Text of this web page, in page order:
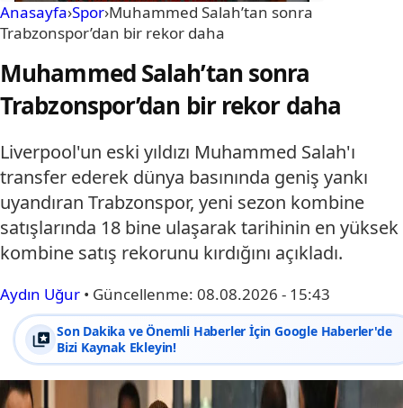
Anasayfa›Spor›Muhammed Salah’tan sonra
Trabzonspor’dan bir rekor daha
Muhammed Salah’tan sonra
Trabzonspor’dan bir rekor daha
Liverpool'un eski yıldızı Muhammed Salah'ı
transfer ederek dünya basınında geniş yankı
uyandıran Trabzonspor, yeni sezon kombine
satışlarında 18 bine ulaşarak tarihinin en yüksek
kombine satış rekorunu kırdığını açıkladı.
Aydın Uğur • Güncellenme: 08.08.2026 - 15:43
Son Dakika ve Önemli Haberler İçin Google Haberler'de
Bizi Kaynak Ekleyin!